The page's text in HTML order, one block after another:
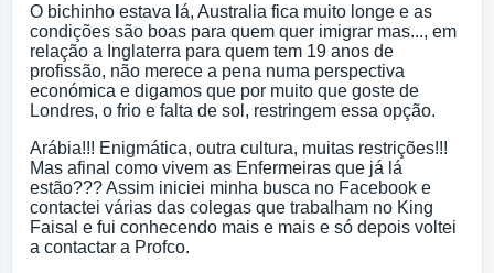
O bichinho estava lá, Australia fica muito longe e as
condições são boas para quem quer imigrar mas..., em
relação a Inglaterra para quem tem 19 anos de
profissão, não merece a pena numa perspectiva
económica e digamos que por muito que goste de
Londres, o frio e falta de sol, restringem essa opção.
Arábia!!! Enigmática, outra cultura, muitas restrições!!!
Mas afinal como vivem as Enfermeiras que já lá
estão??? Assim iniciei minha busca no Facebook e
contactei várias das colegas que trabalham no King
Faisal e fui conhecendo mais e mais e só depois voltei
a contactar a Profco.